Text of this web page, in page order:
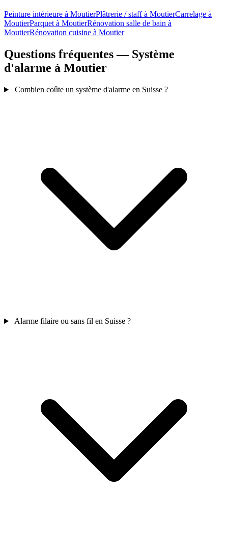
Peinture intérieure à MoutierPlâtrerie / staff à MoutierCarrelage à
MoutierParquet à MoutierRénovation salle de bain à
MoutierRénovation cuisine à Moutier
Questions fréquentes — Système
d'alarme à Moutier
Combien coûte un système d'alarme en Suisse ?
Alarme filaire ou sans fil en Suisse ?